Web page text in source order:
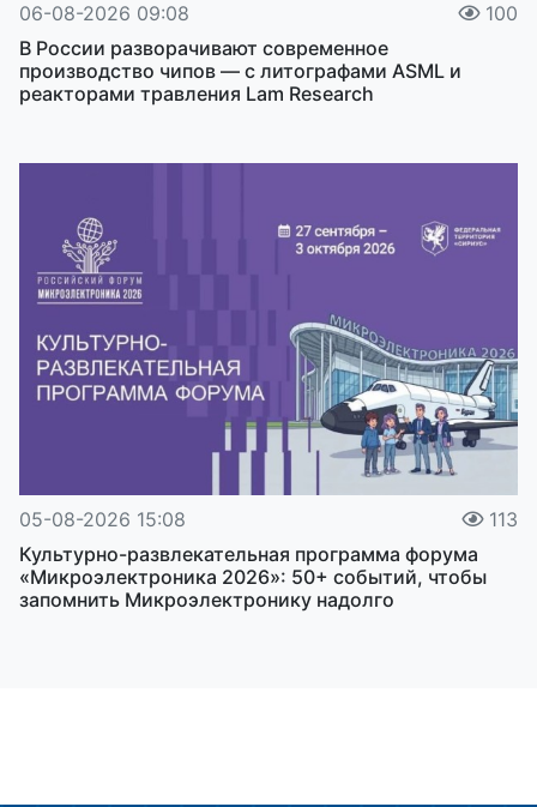
06-08-2026 09:08
100
В России разворачивают современное
производство чипов — с литографами ASML и
реакторами травления Lam Research
05-08-2026 15:08
113
Культурно-развлекательная программа форума
«Микроэлектроника 2026»: 50+ событий, чтобы
запомнить Микроэлектронику надолго